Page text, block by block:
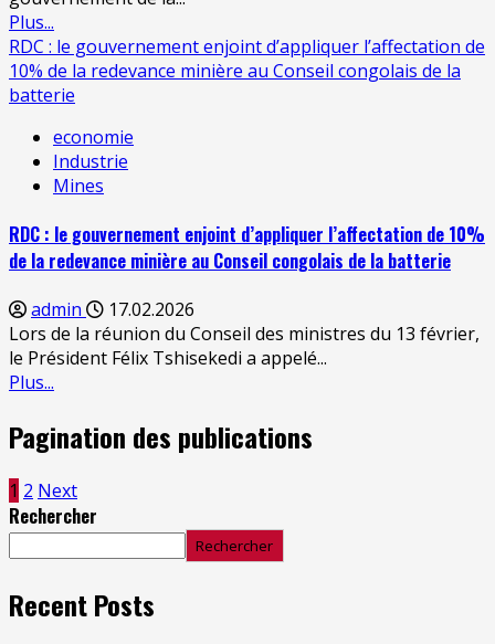
Plus...
RDC : le gouvernement enjoint d’appliquer l’affectation de
10% de la redevance minière au Conseil congolais de la
batterie
economie
Industrie
Mines
RDC : le gouvernement enjoint d’appliquer l’affectation de 10%
de la redevance minière au Conseil congolais de la batterie
admin
17.02.2026
Lors de la réunion du Conseil des ministres du 13 février,
le Président Félix Tshisekedi a appelé...
Plus...
Pagination des publications
1 2 Next
Rechercher
Rechercher
Recent Posts